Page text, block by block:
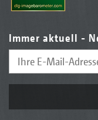
Immer aktuell -